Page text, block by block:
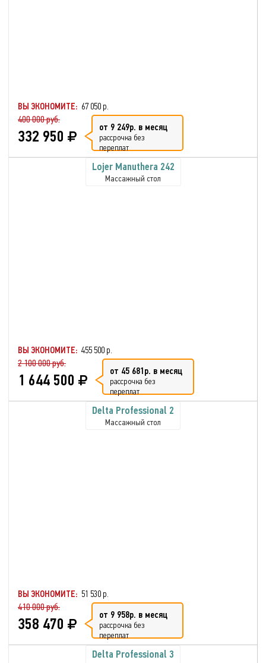
ВЫ ЭКОНОМИТЕ: 67 050 р.
400 000 руб.
332 950 от 9 249р. в месяц
рассрочка без
переплат
Lojer Manuthera 242
Массажный стол
ВЫ ЭКОНОМИТЕ: 455 500 р.
2 100 000 руб.
1 644 500 от 45 681р. в месяц
рассрочка без
переплат
Delta Professional 2
Массажный стол
ВЫ ЭКОНОМИТЕ: 51 530 р.
410 000 руб.
358 470 от 9 958р. в месяц
рассрочка без
переплат
Delta Professional 3